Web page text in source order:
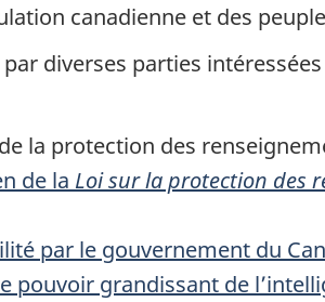
canadienne et des
diverses parties
la protection des
de la Loi sur la protection des
par le gouvernement du
pouvoir grandissant de